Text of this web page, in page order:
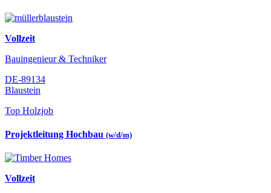
Vollzeit
Bauingenieur & Techniker
DE-89134
Blaustein
Top Holzjob
Projektleitung Hochbau (w/d/m)
Vollzeit